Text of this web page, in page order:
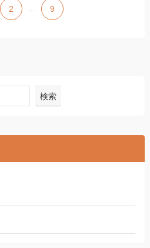
2 ... 9
検索